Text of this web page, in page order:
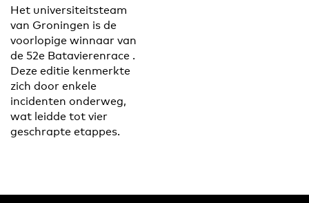
Het universiteitsteam
van Groningen is de
voorlopige winnaar van
de 52e Batavierenrace .
Deze editie kenmerkte
zich door enkele
incidenten onderweg,
wat leidde tot vier
geschrapte etappes.